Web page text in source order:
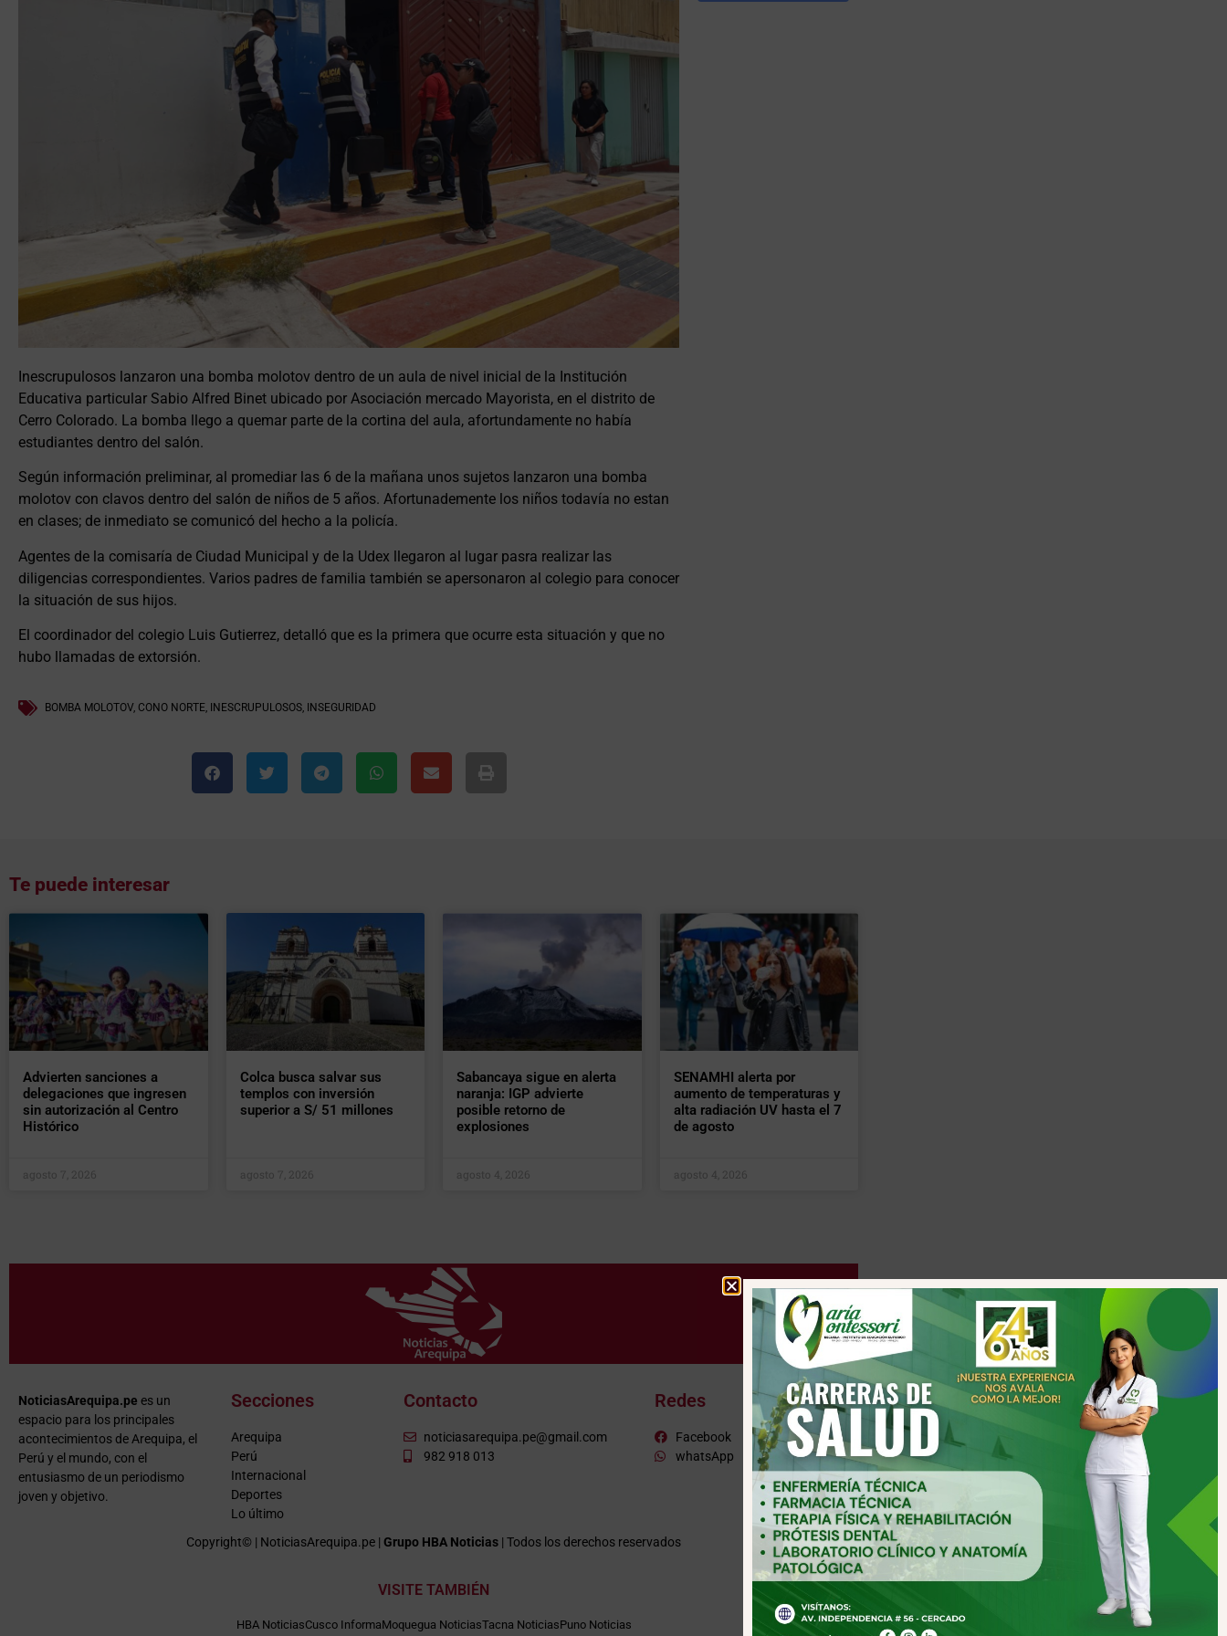
Inescrupulosos lanzaron una bomba molotov dentro de un aula de nivel inicial de la Institución
Educativa particular Sabio Alfred Binet ubicado por Asociación mercado Mayorista, en el distrito de
Cerro Colorado. La bomba llego a quemar parte de la cortina del aula, afortundamente no había
estudiantes dentro del salón.
Según información preliminar, al promediar las 6 de la mañana unos sujetos lanzaron una bomba
molotov con clavos dentro del salón de niños de 5 años. Afortunademente los niños todavía no estan
en clases; de inmediato se comunicó del hecho a la policía.
Agentes de la comisaría de Ciudad Municipal y de la Udex llegaron al lugar pasra realizar las
diligencias correspondientes. Varios padres de familia también se apersonaron al colegio para conocer
la situación de sus hijos.
El coordinador del colegio Luis Gutierrez, detalló que es la primera que ocurre esta situación y que no
hubo llamadas de extorsión.
BOMBA MOLOTOV, CONO NORTE, INESCRUPULOSOS, INSEGURIDAD
Te puede interesar
Advierten sanciones a
delegaciones que ingresen
sin autorización al Centro
Histórico
agosto 7, 2026
Colca busca salvar sus
templos con inversión
superior a S/ 51 millones
agosto 7, 2026
Sabancaya sigue en alerta
naranja: IGP advierte
posible retorno de
explosiones
agosto 4, 2026
SENAMHI alerta por
aumento de temperaturas y
alta radiación UV hasta el 7
de agosto
agosto 4, 2026
NoticiasArequipa.pe es un
espacio para los principales
acontecimientos de Arequipa, el
Perú y el mundo, con el
entusiasmo de un periodismo
joven y objetivo.
Secciones
Arequipa
Perú
Internacional
Deportes
Lo último
Contacto
noticiasarequipa.pe@gmail.com
982 918 013
Redes
Facebook
whatsApp
Copyright© | NoticiasArequipa.pe | Grupo HBA Noticias | Todos los derechos reservados
VISITE TAMBIÉN
HBA NoticiasCusco InformaMoquegua NoticiasTacna NoticiasPuno Noticias